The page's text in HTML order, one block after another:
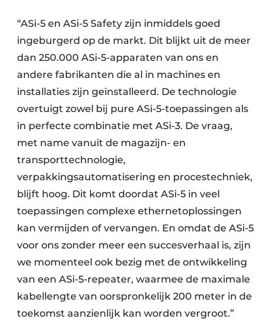
“ASi-5 en ASi-5 Safety zijn inmiddels goed
ingeburgerd op de markt. Dit blijkt uit de meer
dan 250.000 ASi-5-apparaten van ons en
andere fabrikanten die al in machines en
installaties zijn geïnstalleerd. De technologie
overtuigt zowel bij pure ASi-5-toepassingen als
in perfecte combinatie met ASi-3. De vraag,
met name vanuit de magazijn- en
transporttechnologie,
verpakkingsautomatisering en procestechniek,
blijft hoog. Dit komt doordat ASi-5 in veel
toepassingen complexe ethernetoplossingen
kan vermijden of vervangen. En omdat de ASi-5
voor ons zonder meer een succesverhaal is, zijn
we momenteel ook bezig met de ontwikkeling
van een ASi-5-repeater, waarmee de maximale
kabellengte van oorspronkelijk 200 meter in de
toekomst aanzienlijk kan worden vergroot.”